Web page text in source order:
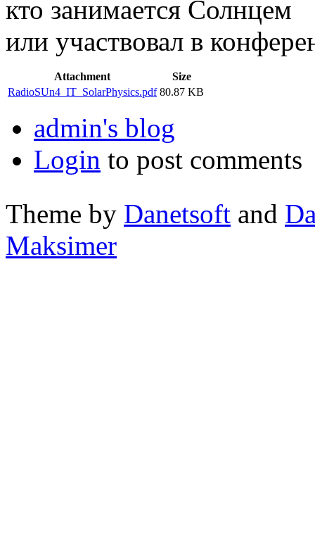
кто занимается Солнцем
или участвовал в
Attachment
Size
RadioSUn4_IT_SolarPhysics.pdf 80.87 KB
admin's blog
Login to post comments
Theme by Danetsoft and
Maksimer